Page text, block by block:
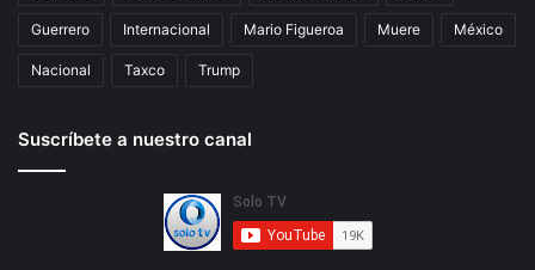
Guerrero Internacional Mario Figueroa Muere México
Nacional Taxco Trump
Suscríbete a nuestro canal